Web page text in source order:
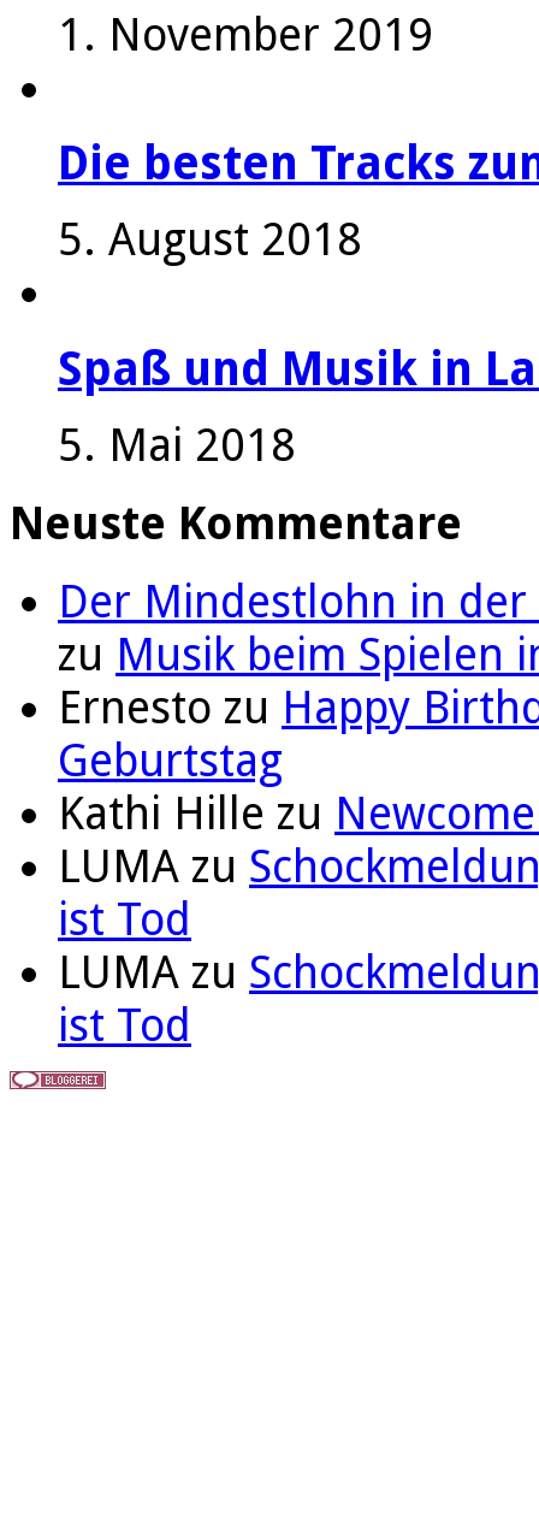
1. November 2019
Die besten Tracks
5. August 2018
Spaß und Musik in
5. Mai 2018
Neuste Kommentare
Der Mindestlohn in der
zu Musik beim Spielen
Ernesto zu Happy
Geburtstag
Kathi Hille zu
LUMA zu
ist Tod
LUMA zu
ist Tod